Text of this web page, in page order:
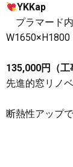
YKKap
プラマード内
W1650×H1800
135,000円（工
先進的窓リノ
断熱性アップ